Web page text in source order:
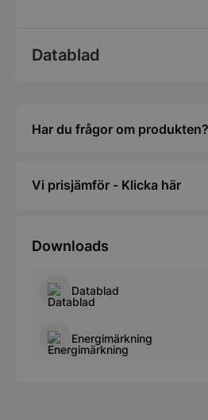
Datablad
Har du frågor om
Vi prisjämför - Klicka här
Downloads
Datablad
Energimärkning